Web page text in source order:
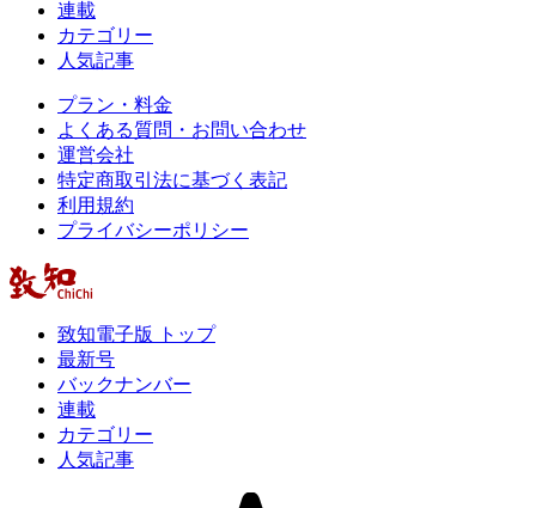
連載
カテゴリー
人気記事
プラン・料金
よくある質問・お問い合わせ
運営会社
特定商取引法に基づく表記
利用規約
プライバシーポリシー
致知電子版 トップ
最新号
バックナンバー
連載
カテゴリー
人気記事